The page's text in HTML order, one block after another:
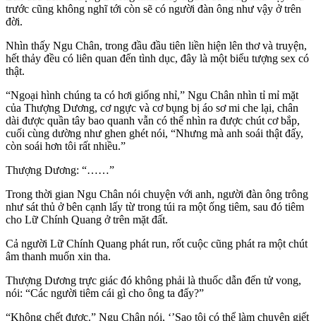
trước cũng không nghĩ tới còn sẽ có người đàn ông như vậy ở trên
đời.
Nhìn thấy Ngu Chân, trong đầu đầu tiên liền hiện lên thơ và truyện,
hết thảy đều có liên quan đến tình dục, đây là một biểu tượng sex có
thật.
“Ngoại hình chúng ta có hơi giống nhỉ,” Ngu Chân nhìn tỉ mỉ mặt
của Thượng Dương, cơ ngực và cơ bụng bị áo sơ mi che lại, chân
dài được quần tây bao quanh vẫn có thể nhìn ra được chút cơ bắp,
cuối cùng dường như ghen ghét nói, “Nhưng mà anh soái thật đấy,
còn soái hơn tôi rất nhiều.”
Thượng Dương: “……”
Trong thời gian Ngu Chân nói chuyện với anh, người đàn ông trông
như sát thủ ở bên cạnh lấy từ trong túi ra một ống tiêm, sau đó tiêm
cho Lữ Chính Quang ở trên mặt đất.
Cả người Lữ Chính Quang phát run, rốt cuộc cũng phát ra một chút
âm thanh muốn xin tha.
Thượng Dương trực giác đó không phải là thuốc dẫn đến tử vong,
nói: “Các người tiêm cái gì cho ông ta đấy?”
“Không chết được.” Ngu Chân nói, ‘’Sao tôi có thể làm chuyện giết